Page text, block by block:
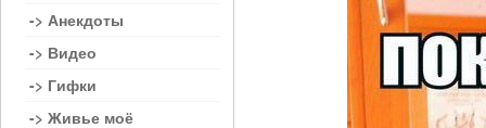
-> Анекдоты
-> Видео
-> Гифки
-> Живье моё